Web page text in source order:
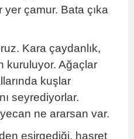
yer çamur. Bata çıka
Kara çaydanlık,
kuruluyor. Ağaçlar
kuşlar
seyrediyorlar.
ne ararsan var.
esirgediği, hasret